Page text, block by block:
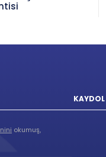
KAYDOL
okumuş,